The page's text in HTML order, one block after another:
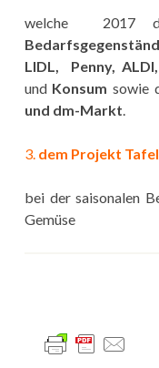
welche 2017
LIDL, Penny,
undKonsum sowie
und dm-Markt.
3. dem Projekt
bei der saisonalen
Gemüse